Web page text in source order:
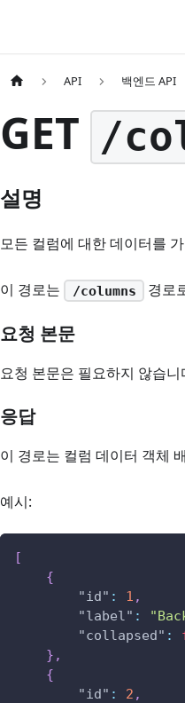
API 백엔드 API
GET /
설명
모든 컬럼에 대한 데이터를
이 경로는 /columns 경로
요청 본문
요청 본문은 필요하지 않습니
응답
이 경로는 컬럼 데이터 객체
예시:
[
{
"id" : 1 ,
"label" :
"collapsed" :
} ,
{
"id" : 2 ,